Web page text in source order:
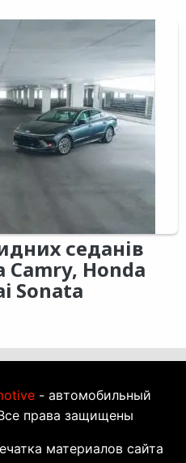
седанів
Camry, Honda
Sonata
- автомобильный
права защищены
материалов сайта